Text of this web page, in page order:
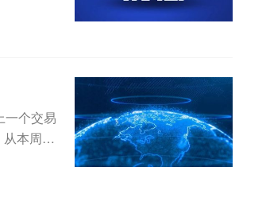
一个交易
本周的